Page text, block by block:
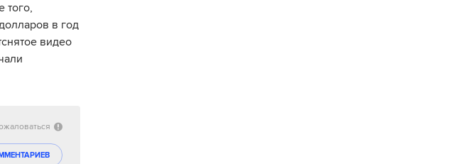
того,
в год
видео